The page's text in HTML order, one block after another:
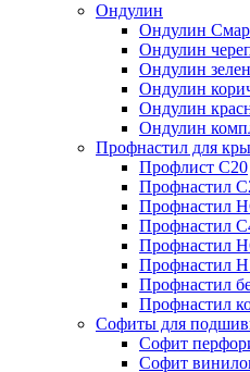
Ондулин
Ондулин
Ондулин
Ондулин
Ондулин
Ондулин
Ондулин
Профнастил для
Профлист С20
Профнастил
Профнастил
Профнастил
Профнастил
Профнастил
Профнастил
Профнастил
Софиты для
Cофит
Софит